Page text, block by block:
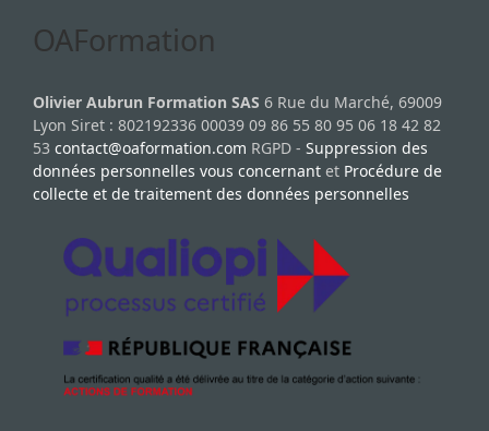
OAFormation
Olivier Aubrun Formation SAS 6 Rue du Marché, 69009
Lyon Siret : 802192336 00039 09 86 55 80 95 06 18 42 82
53 contact@oaformation.com RGPD - Suppression des
données personnelles vous concernant et Procédure de
collecte et de traitement des données personnelles